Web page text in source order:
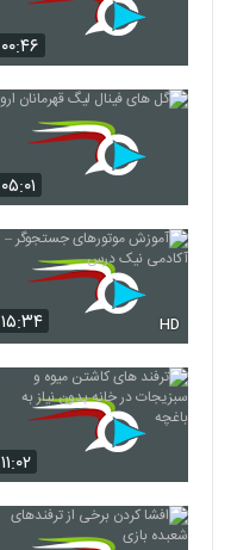
۰۰:۴۶
۰۵:۰۱
۱۵:۳۴ HD
۱۱:۰۲